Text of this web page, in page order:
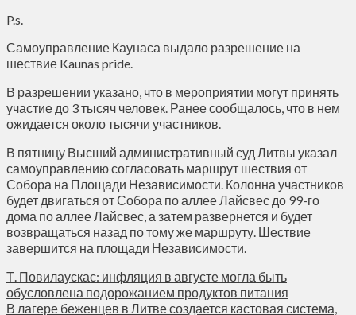
P.s.
Самоуправление Каунаса выдало разрешение на
шествие Kaunas pride.
В разрешении указано, что в мероприятии могут принять
участие до 3 тысяч человек. Ранее сообщалось, что в нем
ожидается около тысячи участников.
В пятницу Высший административный суд Литвы указал
самоуправлению согласовать маршрут шествия от
Собора на Площади Независимости. Колонна участников
будет двигаться от Собора по аллее Лайсвес до 99-го
дома по аллее Лайсвес, а затем развернется и будет
возвращаться назад по тому же маршруту. Шествие
завершится на площади Независимости.
Т. Повилаускас: инфляция в августе могла быть
обусловлена подорожанием продуктов питания
В лагере беженцев в Литве создается кастовая система,